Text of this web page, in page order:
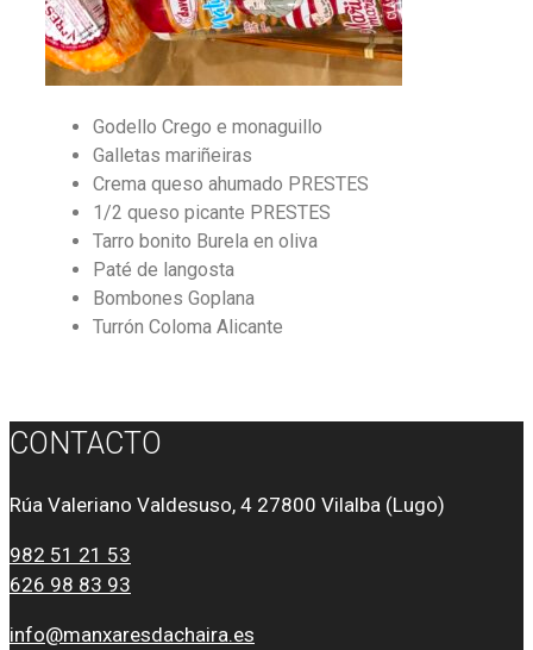
Godello Crego e monaguillo
Galletas mariñeiras
Crema queso ahumado PRESTES
1/2 queso picante PRESTES
Tarro bonito Burela en oliva
Paté de langosta
Bombones Goplana
Turrón Coloma Alicante
CONTACTO
Rúa Valeriano Valdesuso, 4 27800 Vilalba (Lugo)
982 51 21 53
626 98 83 93
info@manxaresdachaira.es